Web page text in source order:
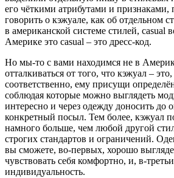
его чёткими атрибутами и
говорить о кэжуале, как об отдельном
в американской системе стилей, casual
Америке это casual – это дресс-код.
Но мы-то с вами находимся не в
отталкиваться от того, что кэжуал –
соответственно, ему присущи
соблюдая которые можно выглядеть
интересно и через одежду доносить
конкретный посыл. Тем более, кэжуал
намного больше, чем любой другой
строгих стандартов и ограничений.
вы сможете, во-первых, хорошо
чувствовать себя комфортно, и, в-
индивидуальность.